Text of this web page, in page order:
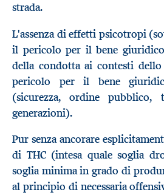
strada.
L'assenza di effetti psicotropi
il pericolo per il bene
della condotta ai contesti dello
pericolo per il bene
(sicurezza, ordine pubblico,
generazioni).
Pur senza ancorare
di THC (intesa quale soglia
soglia minima in grado di
al principio di necessaria